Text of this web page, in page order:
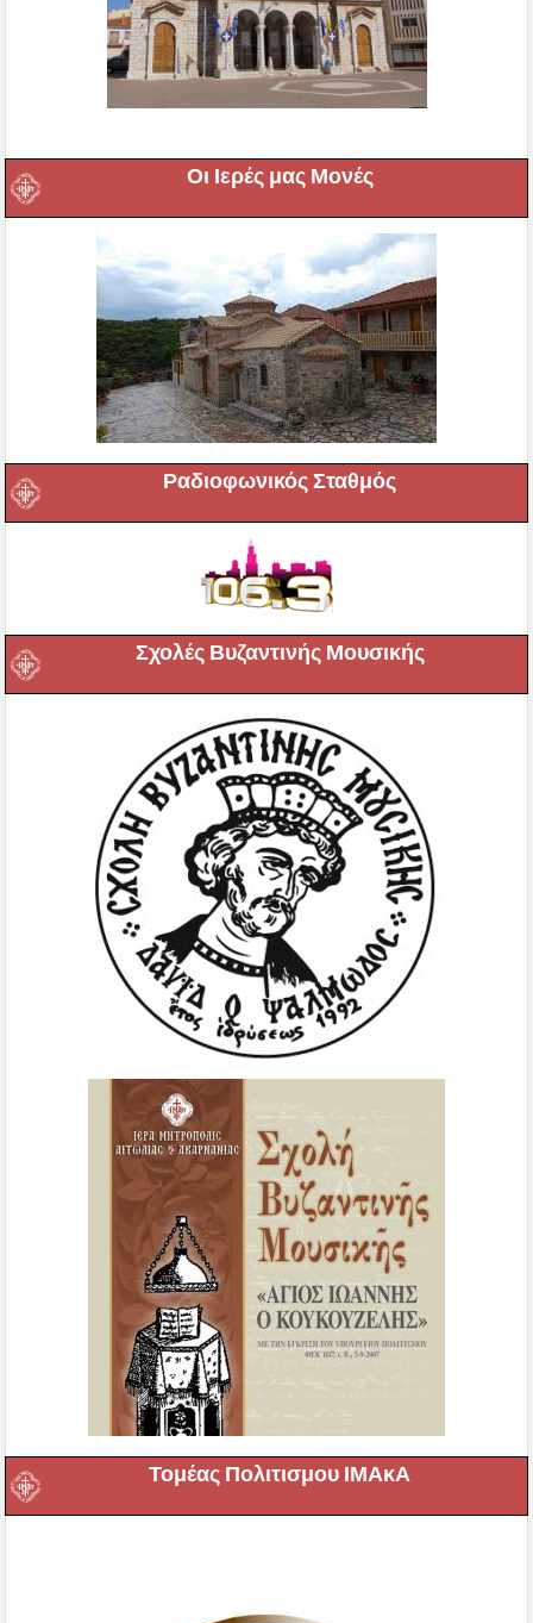
Οι Ιερές μας Μονές
Ραδιοφωνικός Σταθμός
Σχολές Βυζαντινής Μουσικής
Τομέας Πολιτισμου ΙΜΑκΑ